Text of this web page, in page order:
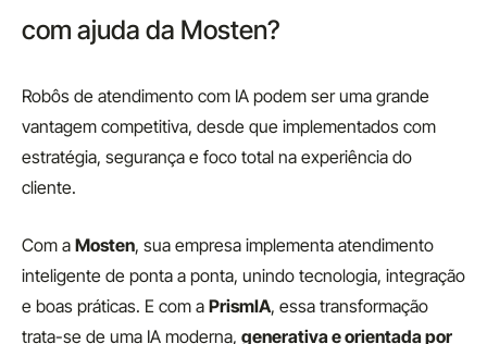
com ajuda da Mosten?
Robôs de atendimento com IA podem ser uma grande
vantagem competitiva, desde que implementados com
estratégia, segurança e foco total na experiência do
cliente.
Com a Mosten, sua empresa implementa atendimento
inteligente de ponta a ponta, unindo tecnologia, integração
e boas práticas. E com a PrismIA, essa transformação
trata-se de uma IA moderna, generativa e orientada por